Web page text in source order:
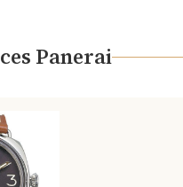
Panerai